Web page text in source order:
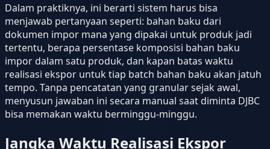
Dalam praktiknya, ini berarti sistem harus bisa
menjawab pertanyaan seperti: bahan baku dari
dokumen impor mana yang dipakai untuk produk jadi
tertentu, berapa persentase komposisi bahan baku
impor dalam satu produk, dan kapan batas waktu
realisasi ekspor untuk tiap batch bahan baku akan jatuh
tempo. Tanpa pencatatan yang granular sejak awal,
menyusun jawaban ini secara manual saat diminta DJBC
bisa memakan waktu berminggu-minggu.
Jangka Waktu Realisasi Ekspor